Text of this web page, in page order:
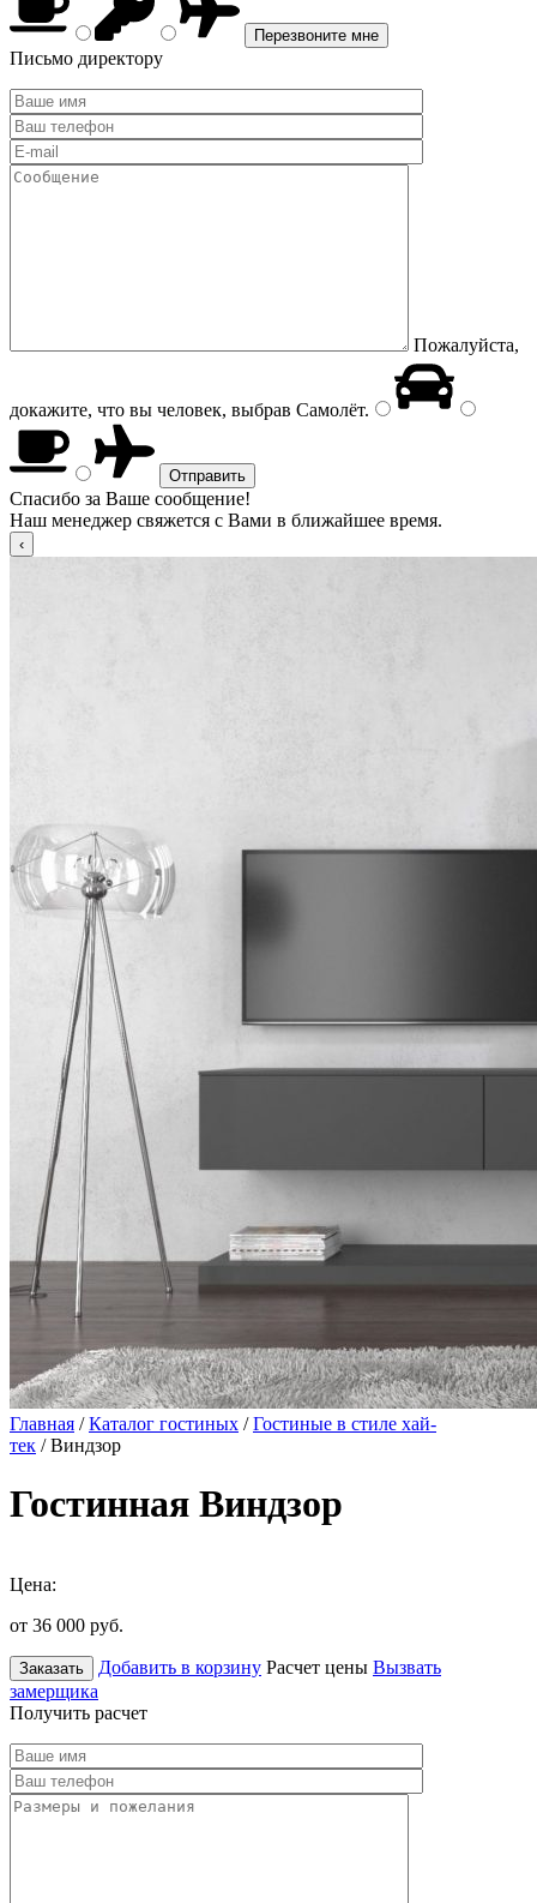
Письмо директору
Пожалуйста,
докажите, что вы человек, выбрав Самолёт.
Спасибо за Ваше сообщение!
Наш менеджер свяжется с Вами в ближайшее время.
Главная /Каталог гостиных /Гостиные в стиле хай-
тек / Виндзор
Гостинная Виндзор
Цена:
от 36 000 руб.
Заказать Добавить в корзину Расчет цены Вызвать
замерщика
Получить расчет